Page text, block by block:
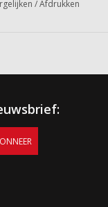
/Afdrukken